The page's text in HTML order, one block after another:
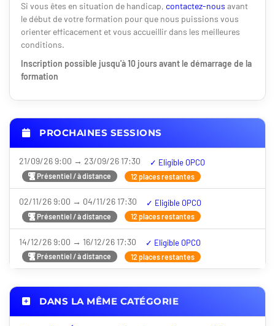
Si vous êtes en situation de handicap, contactez-nous avant
le début de votre formation pour que nous puissions vous
orienter efficacement et vous accueillir dans les meilleures
conditions.
Inscription possible jusqu'à 10 jours avant le démarrage de la
formation
PROCHAINES SESSIONS
21/09/26 9:00 → 23/09/26 17:30
Présentiel / à distance
12 places restantes
02/11/26 9:00 → 04/11/26 17:30
Présentiel / à distance
12 places restantes
14/12/26 9:00 → 16/12/26 17:30
Présentiel / à distance
12 places restantes
DANS LA MÊME CATÉGORIE